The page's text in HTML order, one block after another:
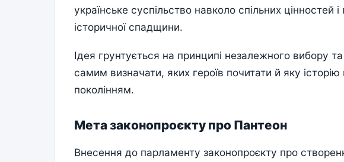
українське суспільство навколо спільних
історичної спадщини.
Ідея грунтується на принципі незалежного вибору
самим визначати, яких героїв почитати й яку
поколінням.
Мета законопроєкту про Пантеон
Внесення до парламенту законопроєкту про